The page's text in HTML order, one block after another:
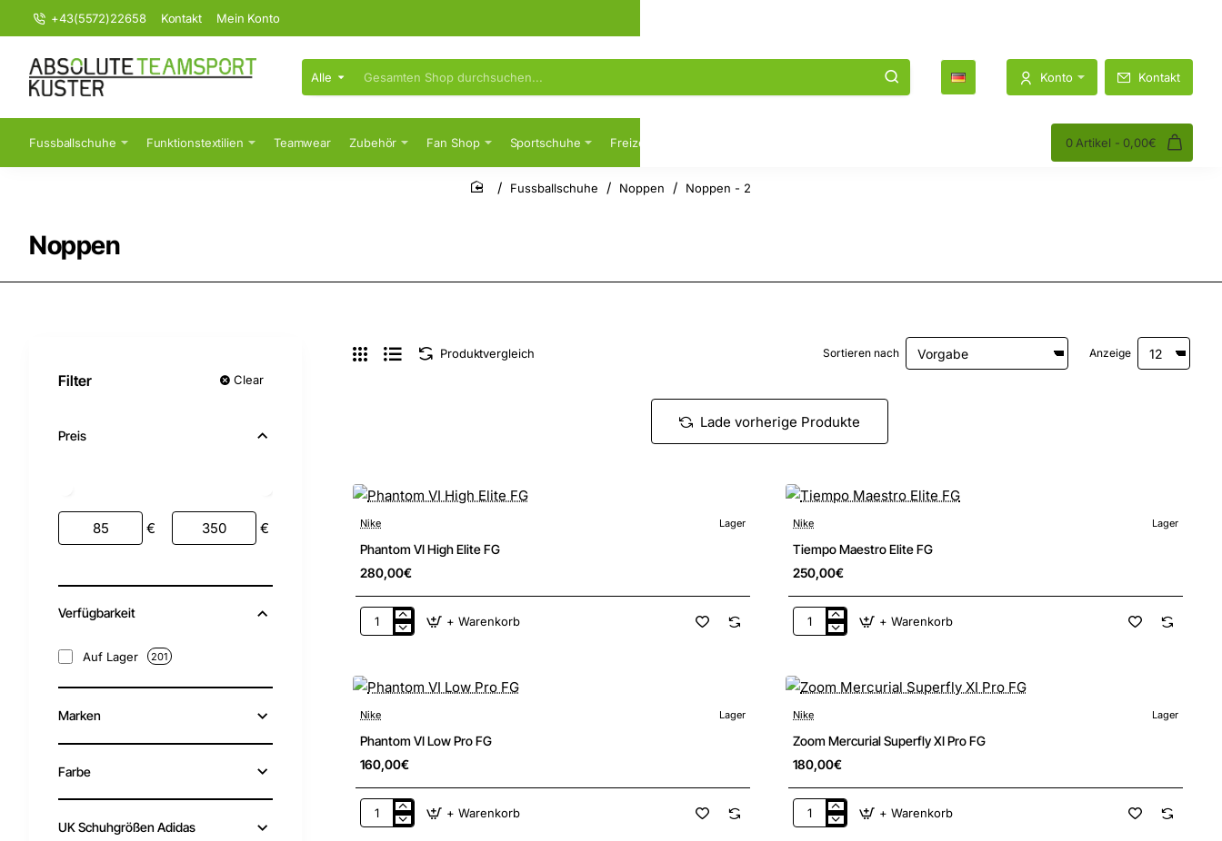
+43(5572)22658 Kontakt Mein Konto
Alle
Gesamten
Shop
Konto Kontakt
Fussballschuhe Funktionstextilien Teamwear Zubehör Fan Shop Sportschuhe Freizeit 0 Artikel - 0,00€
Noppen
home
Fussballschuhe Noppen Noppen - 2
Filter Clear
Preis
€ €
Verfügbarkeit
Auf Lager 201
Marken
Farbe
UK Schuhgrößen Adidas
Produktvergleich Sortieren nach Anzeige
Lade vorherige Produkte
New
Nike Lager
Phantom VI High Elite FG
280,00€
Phantom
FG
+ Warenkorb
New
Nike Lager
Tiempo Maestro Elite FG
250,00€
Tiempo
+ Warenkorb
New
Nike Lager
Phantom VI Low Pro FG
160,00€
Phantom
+ Warenkorb
New
Nike Lager
Zoom Mercurial Superfly XI Pro FG
180,00€
Zoom
+ Warenkorb